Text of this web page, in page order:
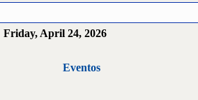
Friday, April 24, 2026
Eventos